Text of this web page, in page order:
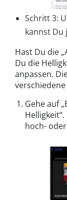
Schritt 3:
kannst Du
Hast Du die
Du die
anpassen.
Gehe auf
hoch-